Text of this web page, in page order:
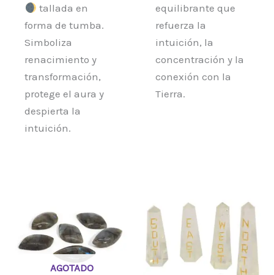
tallada en
forma de tumba.
Simboliza
renacimiento y
transformación,
protege el aura y
despierta la
intuición.
equilibrante que
refuerza la
intuición, la
concentración y la
conexión con la
Tierra.
AGOTADO